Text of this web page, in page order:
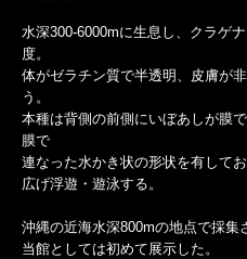
水深300-6000mに生息し、クラゲ
度。
体がゼラチン質で半透明、皮膚が
う。
本種は背側の前側にいぼあしが膜
膜で
連なった水かき状の形状を有して
広げ浮遊・遊泳する。
沖縄の近海水深800mの地点で採集
当館としては初めて展示した。